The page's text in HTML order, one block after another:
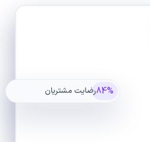
84%رضایت مشتریان